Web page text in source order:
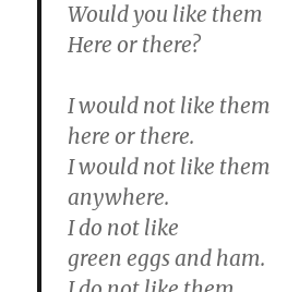
Would you like them
Here or there?
I would not like them
here or there.
I would not like them
anywhere.
I do not like
green eggs and ham.